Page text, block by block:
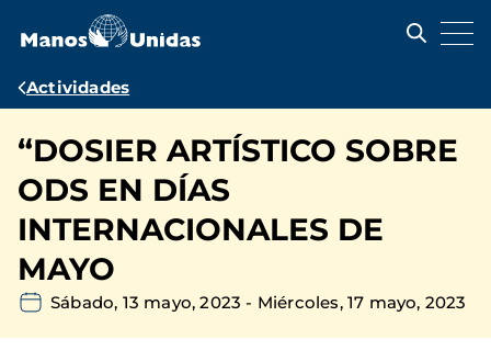
contenido
Ruta
navegación
Actividades
“DOSIER ARTÍSTICO SOBRE
ODS EN DÍAS
INTERNACIONALES DE
MAYO
Sábado, 13 mayo, 2023 - Miércoles, 17 mayo, 2023